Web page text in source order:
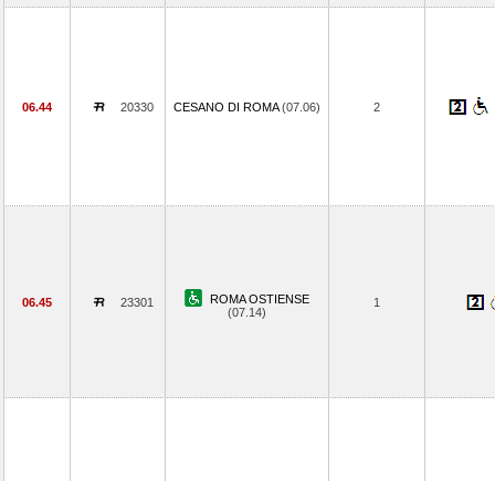
06.44 20330 CESANO DI ROMA(07.06) 2
06.45 23301
ROMA OSTIENSE
(07.14)
1